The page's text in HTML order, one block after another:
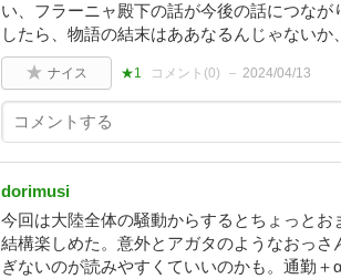
い、フラーニャ殿下の話が今後の話につな
したら、物語の結末はああなるんじゃないか
ナイス ★1 コメント(0) 2024/04/13
dorimusi
今回は大陸全体の騒動からするとちょっとお
結構楽しめた。意外とアガタのようなおっ
ぎないのが読みやすくていいのかも。通勤